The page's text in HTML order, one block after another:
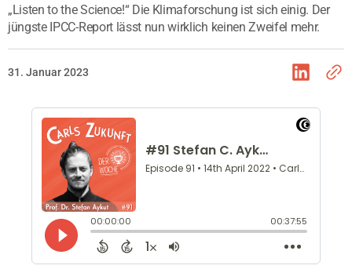
„Listen to the Science!“ Die Klimaforschung ist sich einig. Der
jüngste IPCC-Report lässt nun wirklich keinen Zweifel mehr.
31. Januar 2023